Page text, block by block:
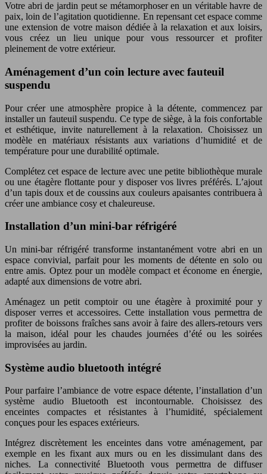
Votre abri de jardin peut se métamorphoser en un véritable havre de
paix, loin de l’agitation quotidienne. En repensant cet espace comme
une extension de votre maison dédiée à la relaxation et aux loisirs,
vous créez un lieu unique pour vous ressourcer et profiter
pleinement de votre extérieur.
Aménagement d’un coin lecture avec fauteuil
suspendu
Pour créer une atmosphère propice à la détente, commencez par
installer un fauteuil suspendu. Ce type de siège, à la fois confortable
et esthétique, invite naturellement à la relaxation. Choisissez un
modèle en matériaux résistants aux variations d’humidité et de
température pour une durabilité optimale.
Complétez cet espace de lecture avec une petite bibliothèque murale
ou une étagère flottante pour y disposer vos livres préférés. L’ajout
d’un tapis doux et de coussins aux couleurs apaisantes contribuera à
créer une ambiance cosy et chaleureuse.
Installation d’un mini-bar réfrigéré
Un mini-bar réfrigéré transforme instantanément votre abri en un
espace convivial, parfait pour les moments de détente en solo ou
entre amis. Optez pour un modèle compact et économe en énergie,
adapté aux dimensions de votre abri.
Aménagez un petit comptoir ou une étagère à proximité pour y
disposer verres et accessoires. Cette installation vous permettra de
profiter de boissons fraîches sans avoir à faire des allers-retours vers
la maison, idéal pour les chaudes journées d’été ou les soirées
improvisées au jardin.
Système audio bluetooth intégré
Pour parfaire l’ambiance de votre espace détente, l’installation d’un
système audio Bluetooth est incontournable. Choisissez des
enceintes compactes et résistantes à l’humidité, spécialement
conçues pour les espaces extérieurs.
Intégrez discrètement les enceintes dans votre aménagement, par
exemple en les fixant aux murs ou en les dissimulant dans des
niches. La connectivité Bluetooth vous permettra de diffuser